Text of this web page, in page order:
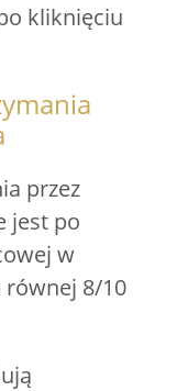
kliknięciu
przez
jest po
w
równej 8/10